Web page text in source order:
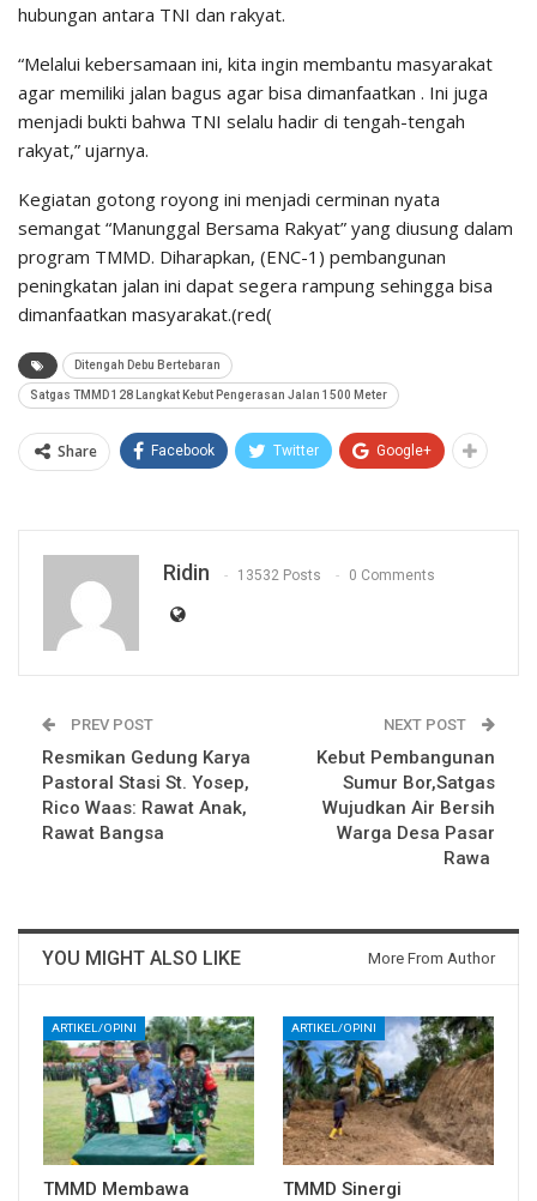
hubungan antara TNI dan rakyat.
“Melalui kebersamaan ini, kita ingin membantu masyarakat
agar memiliki jalan bagus agar bisa dimanfaatkan . Ini juga
menjadi bukti bahwa TNI selalu hadir di tengah-tengah
rakyat,” ujarnya.
Kegiatan gotong royong ini menjadi cerminan nyata
semangat “Manunggal Bersama Rakyat” yang diusung dalam
program TMMD. Diharapkan, (ENC-1) pembangunan
peningkatan jalan ini dapat segera rampung sehingga bisa
dimanfaatkan masyarakat.(red(
Ditengah Debu Bertebaran
Satgas TMMD 128 Langkat Kebut Pengerasan Jalan 1500 Meter
Share Facebook Twitter Google+
Ridin 13532 Posts 0 Comments
PREV POST
Resmikan Gedung Karya
Pastoral Stasi St. Yosep,
Rico Waas: Rawat Anak,
Rawat Bangsa
NEXT POST
Kebut Pembangunan
Sumur Bor,Satgas
Wujudkan Air Bersih
Warga Desa Pasar
Rawa
YOU MIGHT ALSO LIKE More From Author
ARTIKEL/OPINI
TMMD Membawa
ARTIKEL/OPINI
TMMD Sinergi